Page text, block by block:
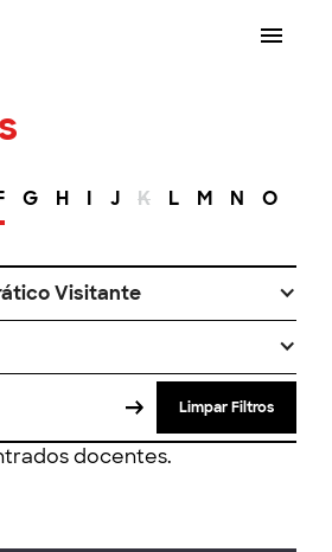
G H I J K L M N O
Visitante
Limpar Filtros
docentes.